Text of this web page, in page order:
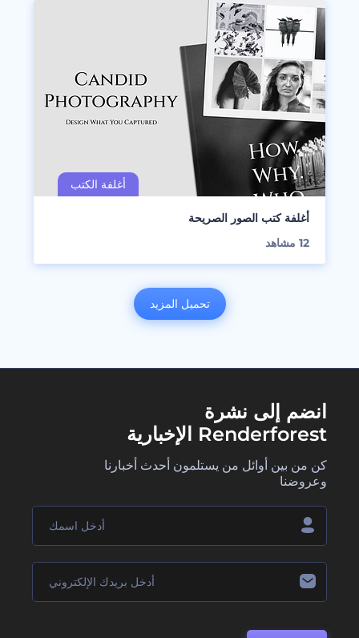
أغلفة كتب الصور الصريحة
12 مشاهد
تحميل المزيد
انضم إلى نشرة
Renderforest الإخبارية
كن من بين أوائل من يستلمون أحدث أخبارنا
وعروضنا